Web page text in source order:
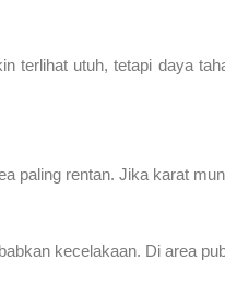
terlihat utuh, tetapi daya
paling rentan. Jika karat
kecelakaan. Di area